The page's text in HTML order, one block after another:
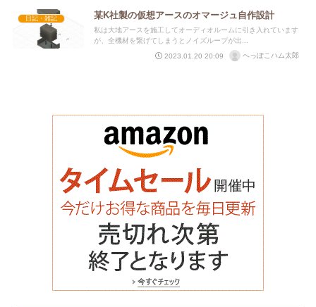
日記・雑記 某K社製の仮想アースのオマージュ自作設計
私は大地アースを施工してオーディオルームに引き入れています
が、全機材を繋げてしまうとノイズループが出...
2023.01.20 20:09
へっぽこハム太郎